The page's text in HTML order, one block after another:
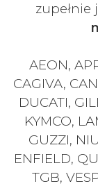
zupełnie
AEON,
CAGIVA,
DUCATI,
KYMCO,
GUZZI,
ENFIELD,
TGB,